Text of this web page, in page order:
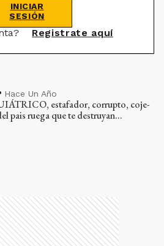
INICIAR
SESIÓN
Registrate aquí
Hace Un Año
estafador, corrupto, coje-
pais ruega que te destruyan...